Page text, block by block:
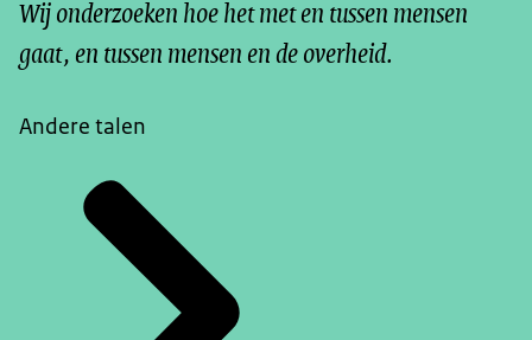
Wij onderzoeken hoe het met en tussen mensen
gaat, en tussen mensen en de overheid.
Andere talen